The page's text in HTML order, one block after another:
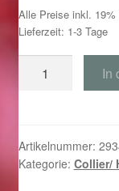
Liefer- und
Magisches und
Magisches und
Alle Preise inkl. 19%
Lieferzeit: 1-3 Tage
Gelbgold
1
In
Artikelnummer:
Kategorie: Collier/